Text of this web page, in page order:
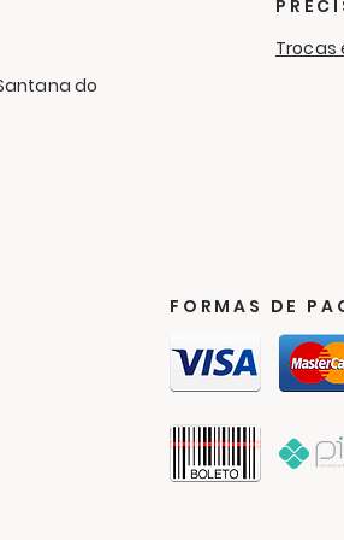
do
Trocas
FORMAS DE